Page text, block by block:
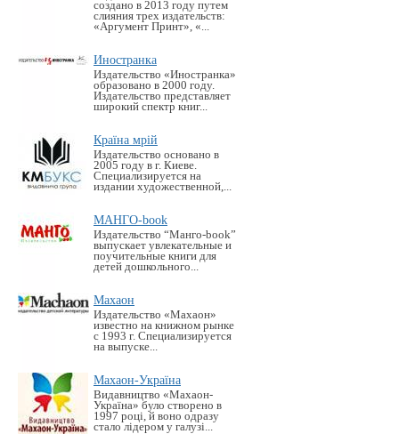
создано в 2013 году путем
слияния трех издательств:
«Аргумент Принт», «...
Иностранка
Издательство «Иностранка»
образовано в 2000 году.
Издательство представляет
широкий спектр книг...
Країна мрій
Издательство основано в
2005 году в г. Киеве.
Специализируется на
издании художественной,...
МАНГО-book
Издательство “Манго-book”
выпускает увлекательные и
поучительные книги для
детей дошкольного...
Махаон
Издательство «Махаон»
известно на книжном рынке
с 1993 г. Специализируется
на выпуске...
Махаон-Україна
Видавництво «Махаон-
Україна» було створено в
1997 році, й воно одразу
стало лідером у галузі...